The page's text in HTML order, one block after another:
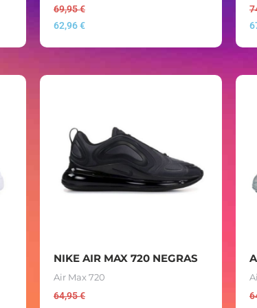
69,95€
62,96€
NIKE AIR MAX 720 NEGRAS
Air Max 720
64,95€